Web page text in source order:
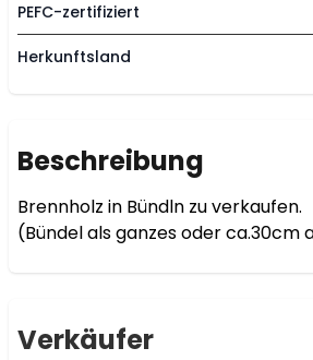
PEFC-zertifiziert
Herkunftsland
Beschreibung
Brennholz in Bündln zu verkaufen.
(Bündel als ganzes oder ca.30cm
Verkäufer